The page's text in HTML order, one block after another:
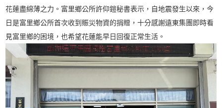
花蓮盡綿薄之力。富里鄉公所許仰鎧秘書表示，自地震發生以來，今
日是富里鄉公所首次收到賑災物資的捐贈，十分感謝遠東集團即時看
見富里鄉的困境，也希望花蓮能早日回復正常生活。